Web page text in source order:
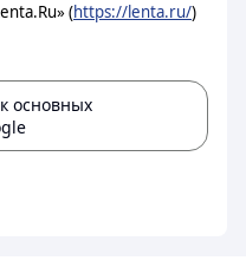
(https://lenta.ru/)
основных